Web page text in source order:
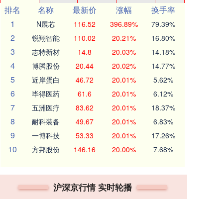
排名
名称 最新价 涨幅
换手率
1
N展芯 116.52 396.89% 79.39%
2 锐翔智能 110.02 20.21% 16.80%
3 志特新材 14.8 20.03% 14.18%
4 博腾股份 20.44 20.02% 14.77%
5 近岸蛋白 46.72 20.01% 5.62%
6 毕得医药 61.6 20.01% 6.12%
7 五洲医疗 83.62 20.01% 18.37%
8 耐科装备 49.67 20.01% 6.83%
9 一博科技 53.33 20.01% 17.26%
10 方邦股份 146.16 20.00% 7.68%
沪深京行情 实时轮播